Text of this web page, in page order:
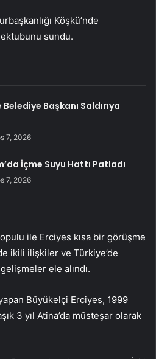
Köşkü’nde
sundu.
Başkanı Saldırıya
7, 2026
İçme Suyu Hattı Patladı
7, 2026
ile Erciyes kısa bir görüşme
ikili ilişkiler ve Türkiye’de
ele alındı.
Büyükelçi Erciyes, 1999
3 yıl Atina’da müsteşar olarak